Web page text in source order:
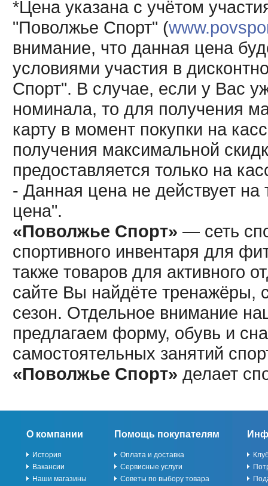
*Цена указана с учётом
"Поволжье Спорт" (
внимание, что данная цена
условиями участия в
Спорт". В случае, если у Вас
номинала, то для получения
карту в момент покупки на
получения максимальной
предоставляется только на
- Данная цена не действует
цена".
«Поволжье Спорт» — сеть
спортивного инвентаря для
также товаров для активного
сайте Вы найдёте тренажёры,
сезон. Отдельное внимание
предлагаем форму, обувь и
самостоятельных занятий
«Поволжье Спорт» делает
О компании
История
Вакансии
Наши магазины
Помощь покупателям
Оплата и доставка
Сервисные услуги
Советы по выбору товара